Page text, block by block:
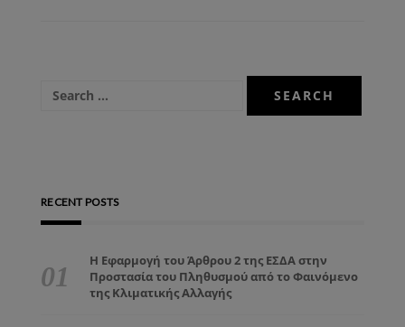
RECENT POSTS
Η Εφαρμογή του Άρθρου 2 της ΕΣΔΑ στην
Προστασία του Πληθυσμού από το Φαινόμενο
της Κλιματικής Αλλαγής